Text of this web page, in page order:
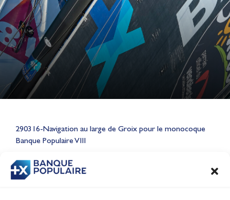
290316-Navigation au large de Groix pour le monocoque
Banque Populaire VIII
CONTENU
Beach, sur le plan d'eau des
Jeux Olympiques 2028